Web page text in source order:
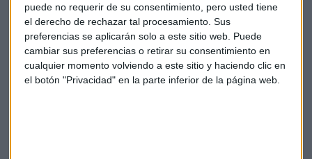
puede no requerir de su consentimiento, pero usted tiene
el derecho de rechazar tal procesamiento. Sus
preferencias se aplicarán solo a este sitio web. Puede
cambiar sus preferencias o retirar su consentimiento en
cualquier momento volviendo a este sitio y haciendo clic en
el botón "Privacidad" en la parte inferior de la página web.
Una actitud contra la que se han rebelado las principales
farmacéuticas del país.Moderna, Pfizer, J&J, Sanofi y
Glaxopresentarán un documento contra esas presiones
políticas de Trump para aprobar la vacuna antes de los
comicios. Aseguran queno es posible tener una vacuna